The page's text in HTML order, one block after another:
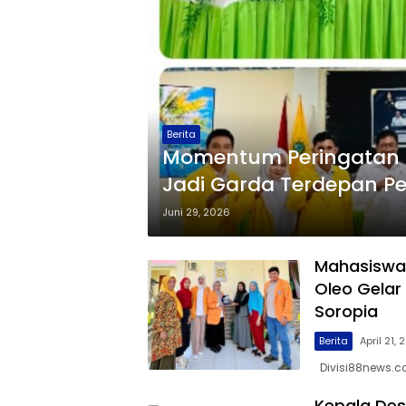
Berita
Momentum Peringatan
Jadi Garda Terdepan
Juni 29, 2026
Oleo
Soropia
Berita April 21,